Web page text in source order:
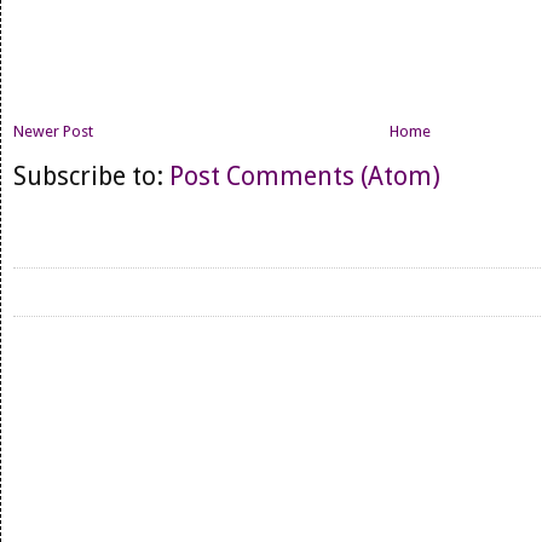
Newer Post Home
Subscribe to: Post Comments (Atom)